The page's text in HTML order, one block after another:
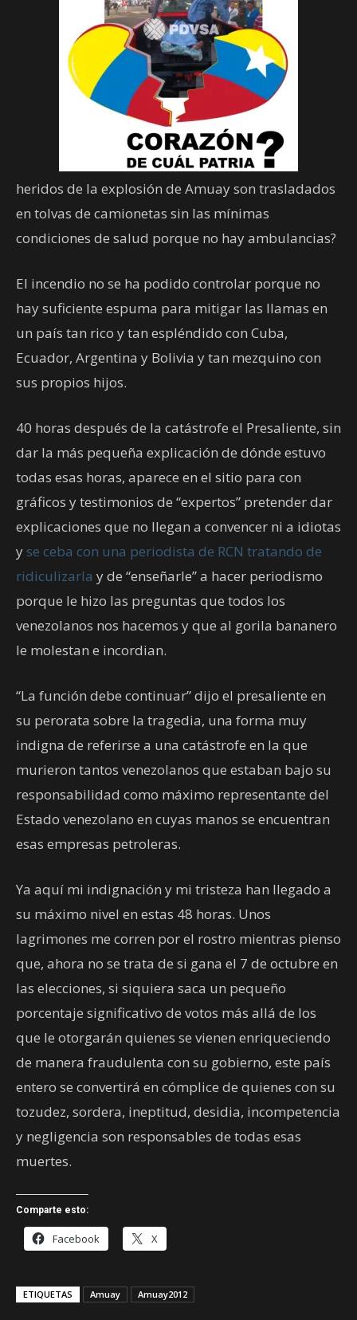
heridos de la explosión de Amuay son trasladados
en tolvas de camionetas sin las mínimas
condiciones de salud porque no hay ambulancias?
El incendio no se ha podido controlar porque no
hay suficiente espuma para mitigar las llamas en
un país tan rico y tan espléndido con Cuba,
Ecuador, Argentina y Bolivia y tan mezquino con
sus propios hijos.
40 horas después de la catástrofe el Presaliente, sin
dar la más pequeña explicación de dónde estuvo
todas esas horas, aparece en el sitio para con
gráficos y testimonios de “expertos” pretender dar
explicaciones que no llegan a convencer ni a idiotas
yse ceba con una periodista de RCN tratando de
ridiculizarla y de “enseñarle” a hacer periodismo
porque le hizo las preguntas que todos los
venezolanos nos hacemos y que al gorila bananero
le molestan e incordian.
“La función debe continuar” dijo el presaliente en
su perorata sobre la tragedia, una forma muy
indigna de referirse a una catástrofe en la que
murieron tantos venezolanos que estaban bajo su
responsabilidad como máximo representante del
Estado venezolano en cuyas manos se encuentran
esas empresas petroleras.
Ya aquí mi indignación y mi tristeza han llegado a
su máximo nivel en estas 48 horas. Unos
lagrimones me corren por el rostro mientras pienso
que, ahora no se trata de si gana el 7 de octubre en
las elecciones, si siquiera saca un pequeño
porcentaje significativo de votos más allá de los
que le otorgarán quienes se vienen enriqueciendo
de manera fraudulenta con su gobierno, este país
entero se convertirá en cómplice de quienes con su
tozudez, sordera, ineptitud, desidia, incompetencia
y negligencia son responsables de todas esas
muertes.
Comparte esto:
Facebook X
ETIQUETAS Amuay Amuay2012